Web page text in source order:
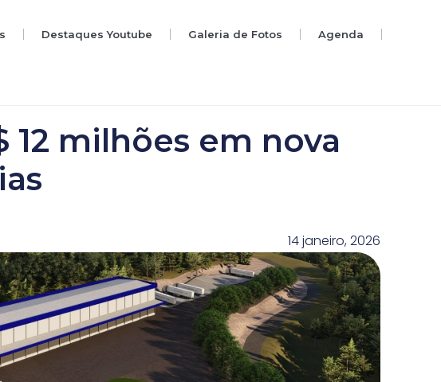
Destaques Youtube Galeria de Fotos Agenda
12 milhões em nova
14 janeiro, 2026